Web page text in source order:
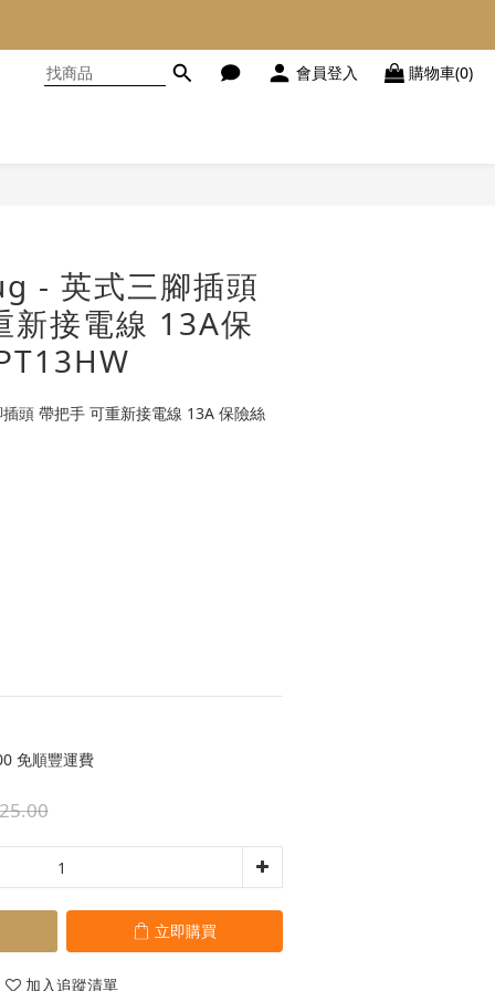
會員登入 購物車(0)
- 英式三腳插頭
新接電線 13A保
頭 帶把手 可重新接電線 13A 保險絲
免順豐運費
立即購買
加入追蹤清單